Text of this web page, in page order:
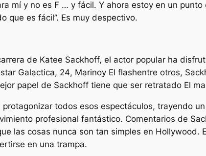
mí y no es F … y fácil. Y ahora estoy en un
que es fácil”. Es muy despectivo.
de Katee Sackhoff, el actor popular ha
Galactica, 24, Marinoy El flashentre otros,
papel de Sackhoff tiene que ser retratado El
protagonizar todos esos espectáculos, trayendo
profesional fantástico. Comentarios de
las cosas nunca son tan simples en
en una trampa.